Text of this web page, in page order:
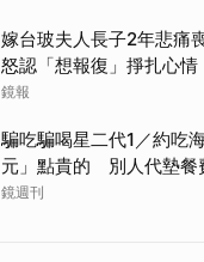
嫁台玻夫人長子2年悲痛
怒認「想報復」掙扎心
與不平」只能安靜
鏡報
騙吃騙喝星二代1／約吃
元」點貴的 別人代墊餐
鏡週刊